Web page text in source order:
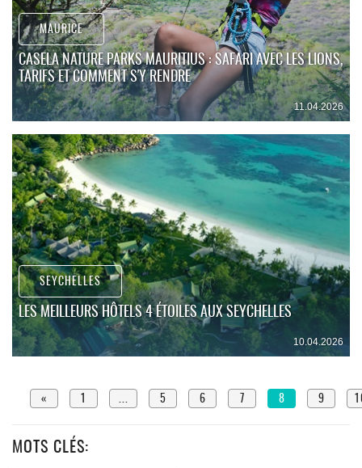
MAURICE
CASELA NATURE PARKS MAURITIUS : SAFARI AVEC LES LIONS,
TARIFS ET COMMENT S'Y RENDRE
11.04.2026
SEYCHELLES
LES MEILLEURS HÔTELS 4 ÉTOILES AUX SEYCHELLES
10.04.2026
« PREVIOUS
1 5 6 7 8 9
MOTS CLÉS: